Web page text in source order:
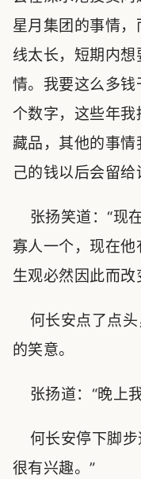
星月集团的事情
线太长，短期内
情。我要这么多
个数字，这些年
藏品，其他的事
己的钱以后会留给
张扬笑道：“现
寡人一个，现在
生观必然因此而改
何长安点了点头
的笑意。
张扬道：“晚上
何长安停下脚步
很有兴趣。”